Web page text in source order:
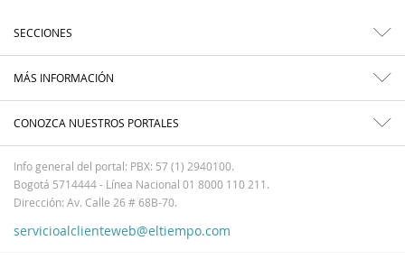
SECCIONES
MÁS INFORMACIÓN
CONOZCA NUESTROS PORTALES
Info general del portal: PBX: 57 (1) 2940100.
Bogotá 5714444 - Línea Nacional 01 8000 110 211.
Dirección: Av. Calle 26 # 68B-70.
servicioalclienteweb@eltiempo.com